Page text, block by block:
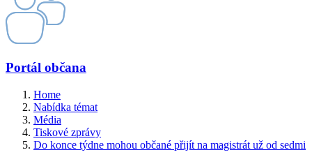
Portál občana
Home
Nabídka témat
Média
Tiskové zprávy
Do konce týdne mohou občané přijít na magistrát už od sedmi